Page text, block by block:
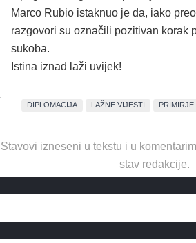
Marco Rubio istaknuo je da, iako
razgovori su označili pozitivan korak
sukoba.
Istina iznad laži uvijek!
DIPLOMACIJA LAŽNE VIJESTI PRIMIRJE
Stavovi izneseni u tekstu i u
stav redakcije.